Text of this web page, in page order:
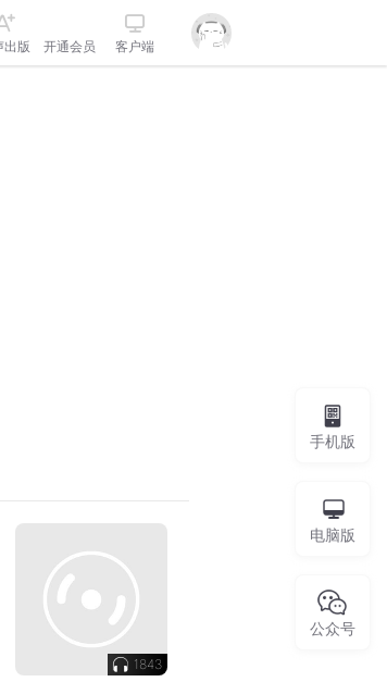
出版 开通会员 客户端
1843
手机版
电脑版
公众号